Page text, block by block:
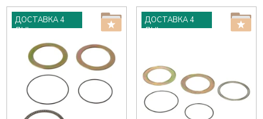
ДОСТАВКА 4
ДНІ
ДОСТАВКА 4
ДНІ